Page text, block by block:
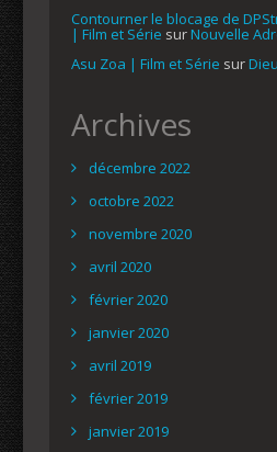
Contourner le blocage de
| Film et Série surNouvelle
Asu Zoa | Film et Série sur
Archives
décembre 2022
octobre 2022
novembre 2020
avril 2020
février 2020
janvier 2020
avril 2019
février 2019
janvier 2019